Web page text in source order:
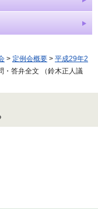
> 定例会概要 > 平成29年2
答弁全文 （鈴木正人議